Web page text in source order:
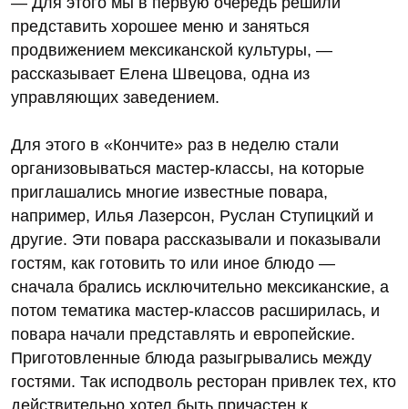
представить хорошее меню и заняться
продвижением мексиканской культуры, —
рассказывает Елена Швецова, одна из
управляющих заведением.
Для этого в «Кончите» раз в неделю стали
организовываться мастер-классы, на которые
приглашались многие известные повара,
например, Илья Лазерсон, Руслан Ступицкий и
другие. Эти повара рассказывали и показывали
гостям, как готовить то или иное блюдо —
сначала брались исключительно мексиканские, а
потом тематика мастер-классов расширилась, и
повара начали представлять и европейские.
Приготовленные блюда разыгрывались между
гостями. Так исподволь ресторан привлек тех, кто